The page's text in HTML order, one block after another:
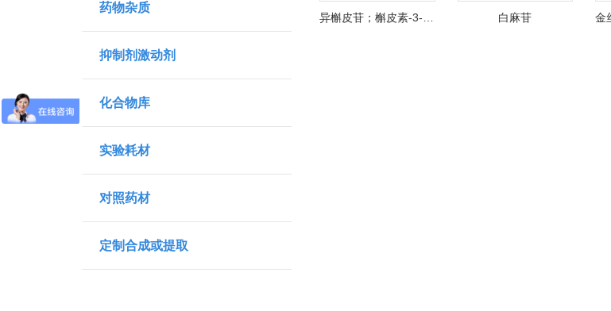
药物杂质
抑制剂激动剂
化合物库
实验耗材
对照药材
定制合成或提取
白麻苷